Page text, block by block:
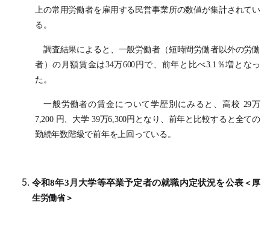
上の常用労働者を雇用する民営事業所の数値が集計されてい
る。
調査結果によると、一般労働者（短時間労働者以外の労働
者）の月額賃金は34万600円で、前年と比べ3.1％増となっ
た。
一般労働者の賃金について学歴別にみると、高校 29万
7,200 円、大学 39万6,300円となり、前年と比較すると全ての
勤続年数階級で前年を上回っている。
令和8年3月大学等卒業予定者の就職内定状況を公表 ＜厚
生労働省＞